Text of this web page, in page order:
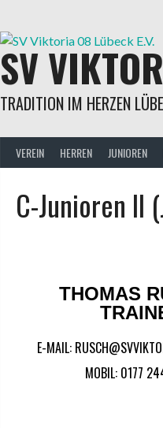
SV
TRADITION IM HERZEN
VEREIN HERREN JUNIOREN
C-Junioren II
THOMAS
E-MAIL:
MOBIL: 0177